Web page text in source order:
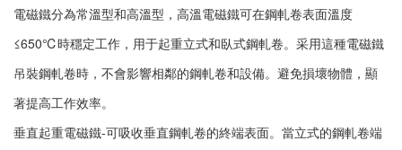
電磁鐵分為常溫型和高溫型，高溫電磁鐵可在鋼軋卷表面溫度
≤650℃時穩定工作，用于起重立式和臥式鋼軋卷。采用這種電磁鐵
吊裝鋼軋卷時，不會影響相鄰的鋼軋卷和設備。避免損壞物體，顯
著提高工作效率。
垂直起重電磁鐵-可吸收垂直鋼軋卷的終端表面。當立式的鋼軋卷端